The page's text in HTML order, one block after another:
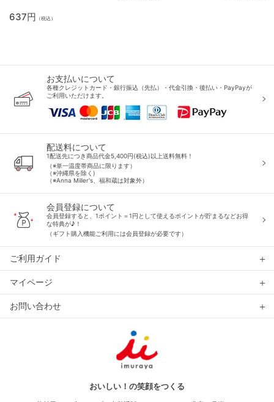
637円 （税込）
お支払いについて
各種クレジットカード・銀行振込（先払）・代金引換・後払い・PayPayが
ご利用いただけます。
配送料について
1配送先につき商品代金5,400円(税込)以上送料無料！
（※単一温度帯商品に限ります）
（※沖縄県を除く)
（※Anna Miller's、福和蔵は対象外）
会員登録について
会員登録すると、1ポイント＝1円として使えるポイントが貯まるなどお得
な特典が♪！
（ギフト購入機能ご利用には会員登録が必要です）
ご利用ガイド
マイページ
お問い合わせ
おいしい！の笑顔をつくる